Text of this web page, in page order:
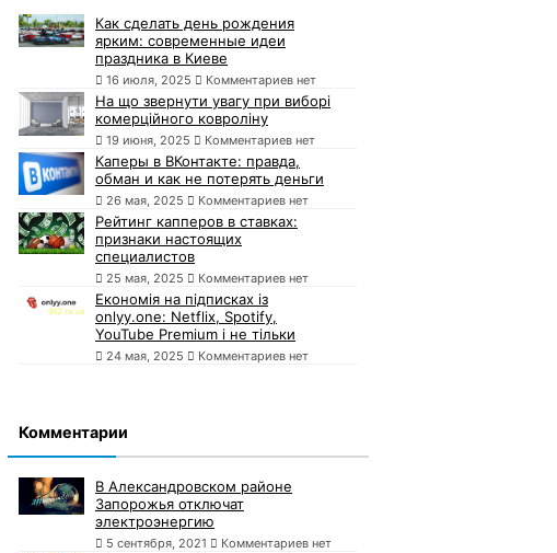
Как сделать день рождения
ярким: современные идеи
праздника в Киеве
16 июля, 2025 Комментариев нет
На що звернути увагу при виборі
комерційного ковроліну
19 июня, 2025 Комментариев нет
Каперы в ВКонтакте: правда,
обман и как не потерять деньги
26 мая, 2025 Комментариев нет
Рейтинг капперов в ставках:
признаки настоящих
специалистов
25 мая, 2025 Комментариев нет
Економія на підписках із
onlyy.one: Netflix, Spotify,
YouTube Premium і не тільки
24 мая, 2025 Комментариев нет
Комментарии
В Александровском районе
Запорожья отключат
электроэнергию
5 сентября, 2021 Комментариев нет